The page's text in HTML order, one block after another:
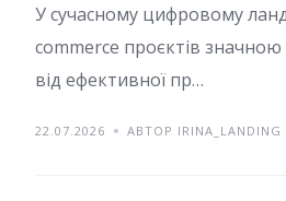
У сучасному цифровому
commerce проєктів
від ефективної пр…
22.07.2026 АВТОР IRINA_LANDING